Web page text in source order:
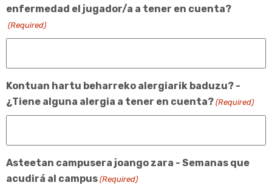
enfermedad el jugador/a a tener en cuenta?
(Required)
Kontuan hartu beharreko alergiarik baduzu? -
¿Tiene alguna alergia a tener en cuenta? (Required)
Asteetan campusera joango zara - Semanas que
acudirá al campus (Required)